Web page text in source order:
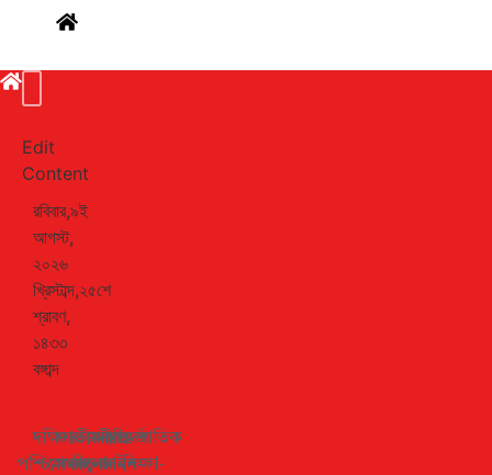
Edit
Content
রবিবার,৯ই
আগস্ট,
২০২৬
খ্রিস্টাব্দ,২৫শে
শ্রাবণ,
১৪৩৩
বঙ্গাব্দ
দক্ষিণ-
পশ্চিমাঞ্চল
জাতীয়
খেলাধুলা
রাজনীতি
বিনোদন
সারাদেশ
আইন-
আন্তর্জাতিক
শিক্ষা-